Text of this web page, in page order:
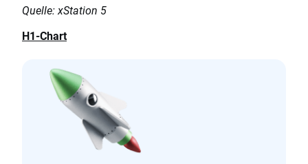
Quelle: xStation 5
H1-Chart